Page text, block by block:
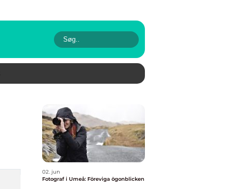
02. jun
Fotograf i Umeå: Föreviga ögonblicken